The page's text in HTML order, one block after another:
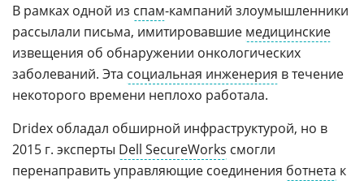
В рамках одной из спам-кампаний злоумышленники
рассылали письма, имитировавшие медицинские
извещения об обнаружении онкологических
заболеваний. Эта социальная инженерия в течение
некоторого времени неплохо работала.
Dridex обладал обширной инфраструктурой, но в
2015 г. эксперты Dell SecureWorks смогли
перенаправить управляющие соединения ботнета к